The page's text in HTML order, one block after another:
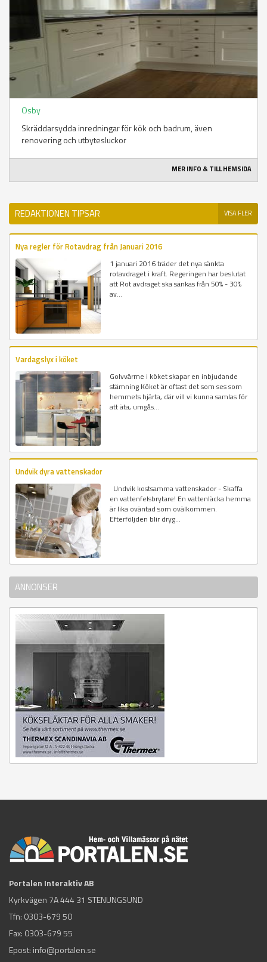
Osby
Skräddarsydda inredningar för kök och badrum, även
renovering och utbytesluckor
MER INFO & TILL HEMSIDA
REDAKTIONEN TIPSAR VISA FLER
Nya regler för Rotavdrag från Januari 2016
1 januari 2016 träder det nya sänkta
rotavdraget i kraft. Regeringen har beslutat
att Rot avdraget ska sänkas från 50% - 30%
av...
Vardagslyx i köket
Golvvärme i köket skapar en inbjudande
stämning Köket är oftast det som ses som
hemmets hjärta, där vill vi kunna samlas för
att äta, umgås...
Undvik dyra vattenskador
Undvik kostsamma vattenskador - Skaffa
en vattenfelsbrytare! En vattenläcka hemma
är lika oväntad som ovälkommen.
Efterföljden blir dryg...
ANNONSER
Portalen Interaktiv AB
Kyrkvägen 7A 444 31 STENUNGSUND
Tfn: 0303-679 50
Fax: 0303-679 55
Epost: info@portalen.se